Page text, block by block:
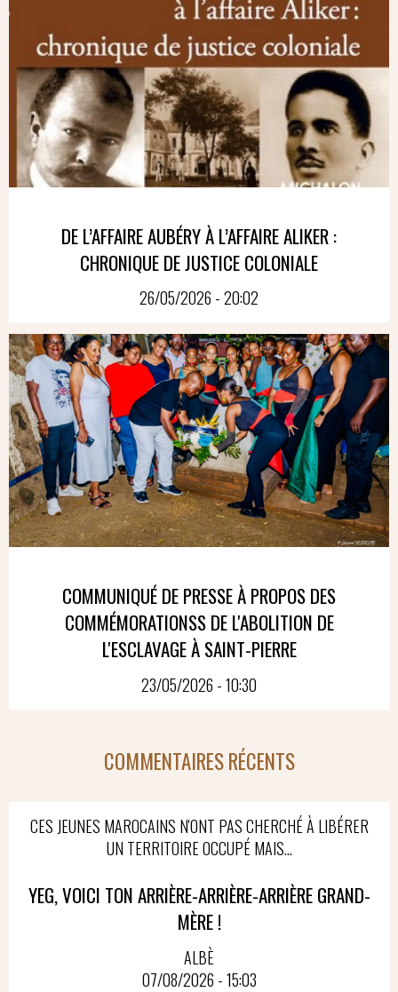
DE L’AFFAIRE AUBÉRY À L’AFFAIRE ALIKER :
CHRONIQUE DE JUSTICE COLONIALE
26/05/2026 - 20:02
COMMUNIQUÉ DE PRESSE À PROPOS DES
COMMÉMORATIONSS DE L'ABOLITION DE
L'ESCLAVAGE À SAINT-PIERRE
23/05/2026 - 10:30
COMMENTAIRES RÉCENTS
CES JEUNES MAROCAINS N'ONT PAS CHERCHÉ À LIBÉRER
UN TERRITOIRE OCCUPÉ MAIS...
YEG, VOICI TON ARRIÈRE-ARRIÈRE-ARRIÈRE GRAND-
MÈRE !
ALBÈ
07/08/2026 - 15:03